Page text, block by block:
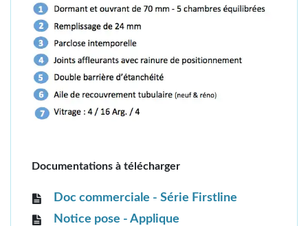
Documentations à télécharger
Doc commerciale - Série Firstline
Notice pose - Applique